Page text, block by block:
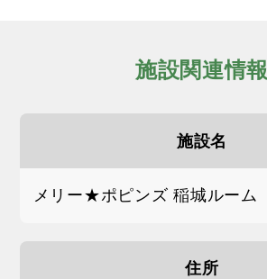
施設関連情報
施設名
メリー★ポピンズ 稲城ルーム
住所